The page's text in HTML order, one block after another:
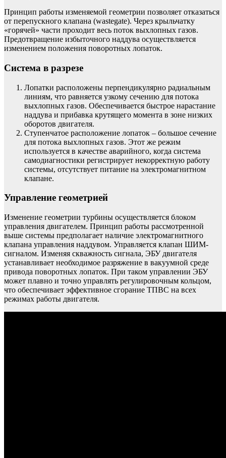
Принцип работы изменяемой геометрии позволяет отказаться
от перепускного клапана (wastegate). Через крыльчатку
«горячей» части проходит весь поток выхлопных газов.
Предотвращение избыточного наддува осуществляется
изменением положения поворотных лопаток.
Система в разрезе
Лопатки расположены перпендикулярно радиальным
линиям, что равняется узкому сечению для потока
выхлопных газов. Обеспечивается быстрое нарастание
наддува и прибавка крутящего момента в зоне низких
оборотов двигателя.
Ступенчатое расположение лопаток – большое сечение
для потока выхлопных газов. Этот же режим
используется в качестве аварийного, когда система
самодиагностики регистрирует некорректную работу
системы, отсутствует питание на электромагнитном
клапане.
Управление геометрией
Изменение геометрии турбины осуществляется блоком
управления двигателем. Принцип работы рассмотренной
выше системы предполагает наличие электромагнитного
клапана управления наддувом. Управляется клапан ШИМ-
сигналом. Изменяя скважность сигнала, ЭБУ двигателя
устанавливает необходимое разряжение в вакуумной среде
привода поворотных лопаток. При таком управлении ЭБУ
может плавно и точно управлять регулировочным кольцом,
что обеспечивает эффективное сгорание ТПВС на всех
режимах работы двигателя.